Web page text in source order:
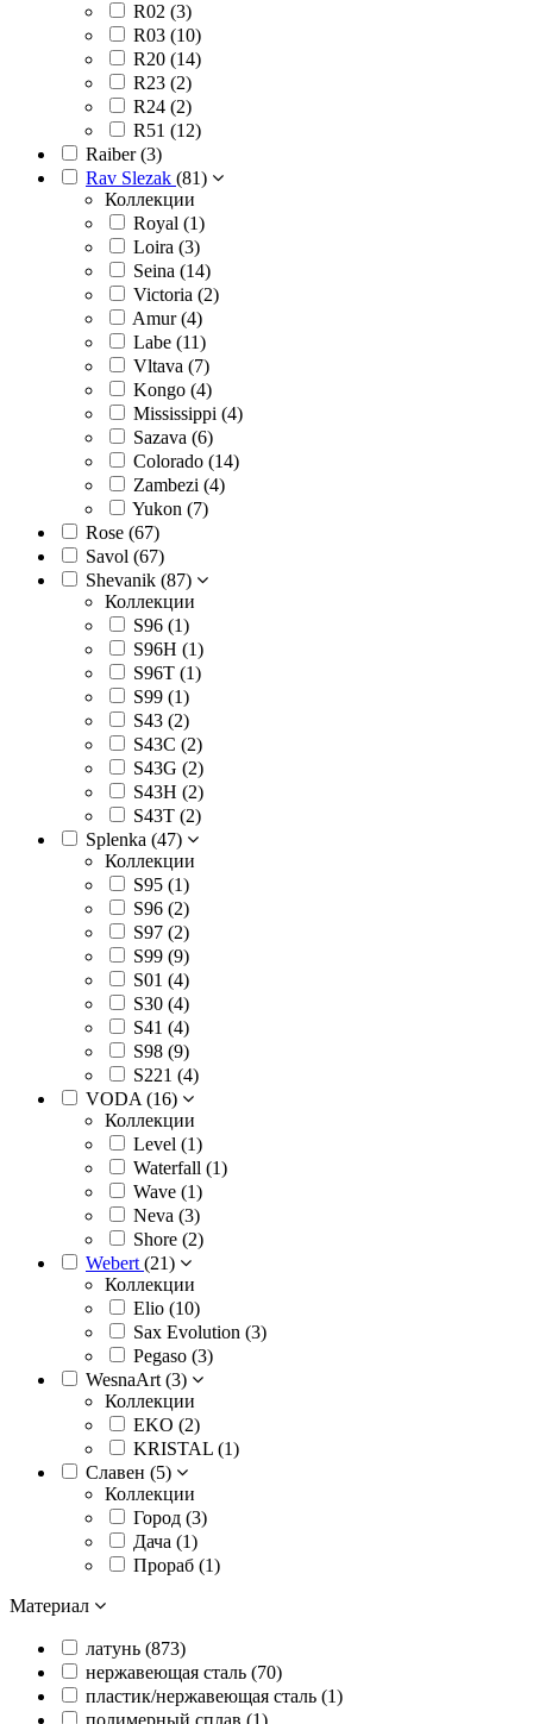
R02 (3)
R03 (10)
R20 (14)
R23 (2)
R24 (2)
R51 (12)
Raiber (3)
Rav Slezak (81)
Коллекции
Royal (1)
Loira (3)
Seina (14)
Victoria (2)
Amur (4)
Labe (11)
Vltava (7)
Kongo (4)
Mississippi (4)
Sazava (6)
Colorado (14)
Zambezi (4)
Yukon (7)
Rose (67)
Savol (67)
Shevanik (87)
Коллекции
S96 (1)
S96H (1)
S96T (1)
S99 (1)
S43 (2)
S43C (2)
S43G (2)
S43H (2)
S43T (2)
Splenka (47)
Коллекции
S95 (1)
S96 (2)
S97 (2)
S99 (9)
S01 (4)
S30 (4)
S41 (4)
S98 (9)
S221 (4)
VODA (16)
Коллекции
Level (1)
Waterfall (1)
Wave (1)
Neva (3)
Shore (2)
Webert (21)
Коллекции
Elio (10)
Sax Evolution (3)
Pegaso (3)
WesnaArt (3)
Коллекции
EKO (2)
KRISTAL (1)
Славен (5)
Коллекции
Город (3)
Дача (1)
Прораб (1)
Материал
латунь (873)
нержавеющая сталь (70)
пластик/нержавеющая сталь (1)
полимерный сплав (1)